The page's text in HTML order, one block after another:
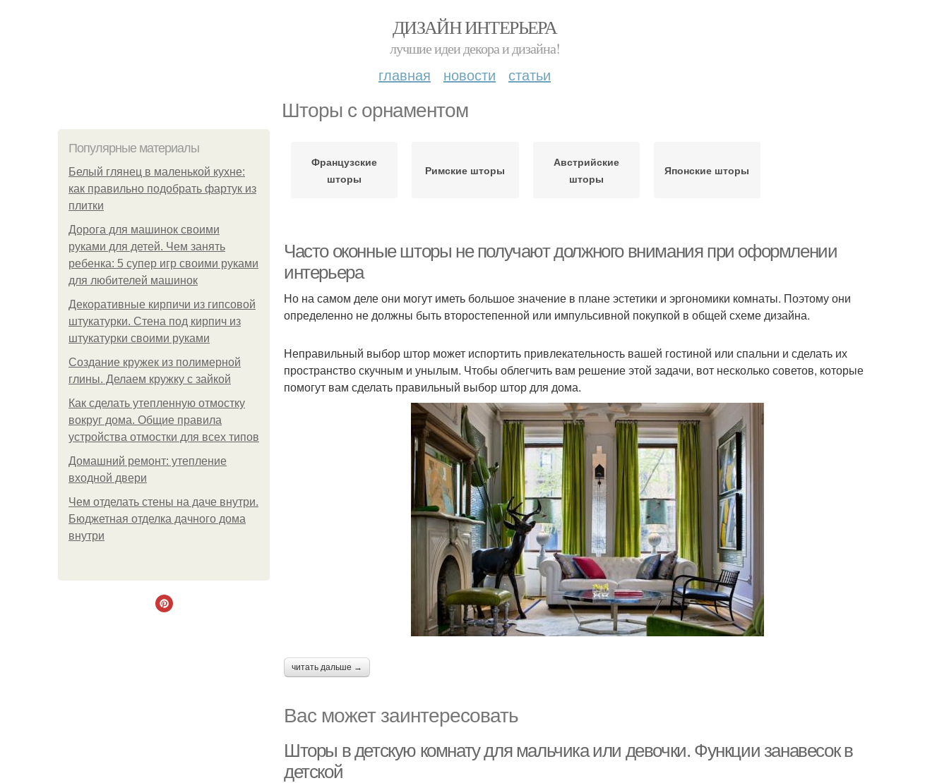
ДИЗАЙН ИНТЕРЬЕРА
лучшие идеи декора и дизайна!
главная новости статьи
Шторы с орнаментом
Популярные материалы
Белый глянец в маленькой кухне:
как правильно подобрать фартук из
плитки
Дорога для машинок своими
руками для детей. Чем занять
ребенка: 5 супер игр своими руками
для любителей машинок
Декоративные кирпичи из гипсовой
штукатурки. Стена под кирпич из
штукатурки своими руками
Создание кружек из полимерной
глины. Делаем кружку с зайкой
Как сделать утепленную отмостку
вокруг дома. Общие правила
устройства отмостки для всех типов
Домашний ремонт: утепление
входной двери
Чем отделать стены на даче внутри.
Бюджетная отделка дачного дома
внутри
Французские
шторы
Римские шторы
Австрийские
шторы
Японские шторы
Часто оконные шторы не получают должного внимания при оформлении
интерьера
Но на самом деле они могут иметь большое значение в плане эстетики и эргономики комнаты. Поэтому они
определенно не должны быть второстепенной или импульсивной покупкой в общей схеме дизайна.
Неправильный выбор штор может испортить привлекательность вашей гостиной или спальни и сделать их
пространство скучным и унылым. Чтобы облегчить вам решение этой задачи, вот несколько советов, которые
помогут вам сделать правильный выбор штор для дома.
читать дальше →
Вас может заинтересовать
Шторы в детскую комнату для мальчика или девочки. Функции занавесок в
детской